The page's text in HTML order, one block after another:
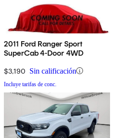
2011 Ford Ranger Sport
SuperCab 4-Door 4WD
$3,190 Sin calificación
Incluye tarifas de conc.